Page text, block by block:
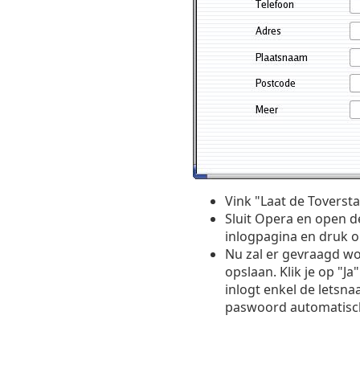
Vink "Laat de
Sluit Opera en open
inlogpagina en druk
Nu zal er gevraagd
opslaan. Klik je op
inlogt enkel de
paswoord